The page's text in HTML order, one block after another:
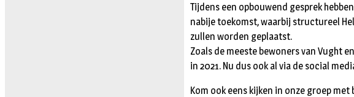
Tijdens een opbouwend gesprek
nabije toekomst, waarbij structureel
zullen worden geplaatst.
Zoals de meeste bewoners van Vught
in 2021. Nu dus ook al via de social
Kom ook eens kijken in onze groep